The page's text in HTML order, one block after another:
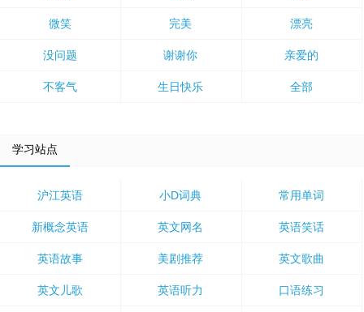
微笑 完美 漂亮
没问题 谢谢你 亲爱的
不客气 生日快乐 全部
学习站点
沪江英语 小D词典 常用单词
新概念英语 英文网名 英语笑话
英语故事 美剧推荐 英文歌曲
英文儿歌 英语听力 口语练习